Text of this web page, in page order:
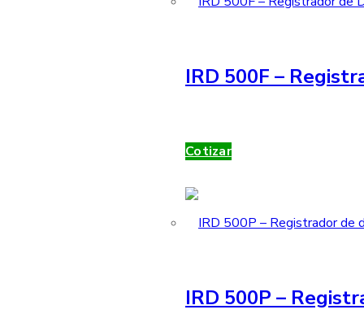
IRD 500F –
Cotizar
IRD 500P –